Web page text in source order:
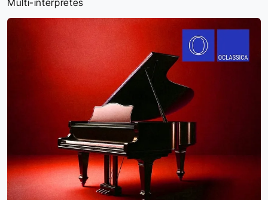
Multi-interprètes